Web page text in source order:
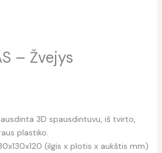
– Žvejys
3D spausdintuvu, iš tvirto,
plastiko.
(ilgis x plotis x aukštis mm)